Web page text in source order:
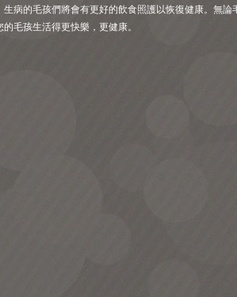
生病的毛孩們將會有更好的飲食照護以恢復健康。無論
毛孩生活得更快樂，更健康。